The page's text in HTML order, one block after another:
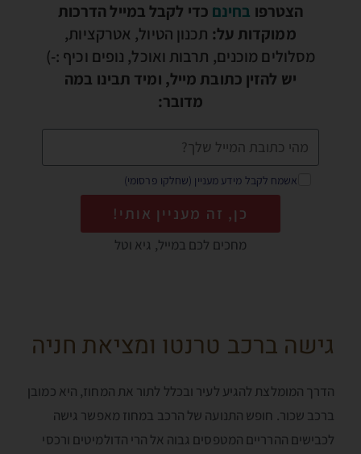
הצטרפו בחינם כדי לקבל במייל הדרכות
ממוקדות על: תכנון הטיול, אטרקציות,
מסלולים מוכנים, תרבות ואוכל, נופים וכיף :-)
יש להזין כתובת מייל, ומיד תבינו במה
מדובר:
אשמח לקבל מידע מעניין (שחלקו פרסומי)
כן, זה מעניין אותי!
מחכים לכם במייל, גיא וטל
גישה ברכב טרנטו ומציאת חניה
הדרך המומלצת להגיע לעיר ובכלל לתור את המחוז, היא כמובן
ברכב שכור. חופש התנועה של הרכב במחוז מאפשר גישה
לכבישים ההרריים המטפסים גבוה אל הרי הדולמיטים ורכסי